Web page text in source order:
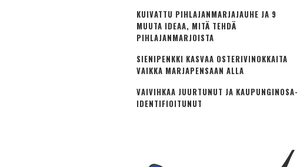
KUIVATTU PIHLAJANMARJAJAUHE JA 9
MUUTA IDEAA, MITÄ TEHDÄ
PIHLAJANMARJOISTA
SIENIPENKKI KASVAA OSTERIVINOKKAITA
VAIKKA MARJAPENSAAN ALLA
VAIVIHKAA JUURTUNUT JA KAUPUNGINOSA­
IDENTIFIOITUNUT